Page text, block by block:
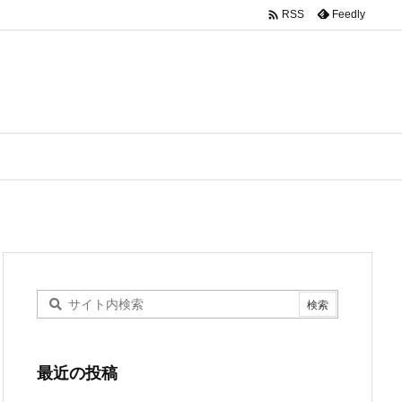
 RSS Feedly
最近の投稿